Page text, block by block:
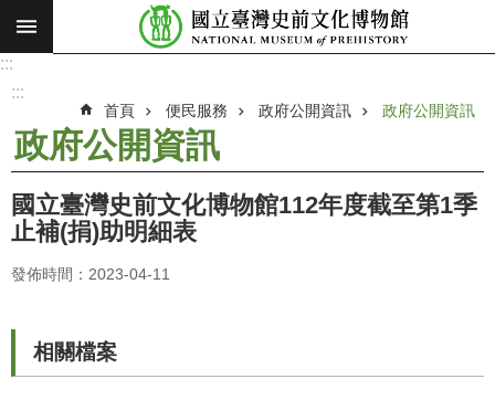
跳到主要內容區塊
搜
願
使
命
最
息
:::
:::
首頁 便民服務 政府公開資訊 政府公開資訊
政府公開資訊
國立臺灣史前文化博物館112年度截至第1季
止補(捐)助明細表
發佈時間：2023-04-11
相關檔案